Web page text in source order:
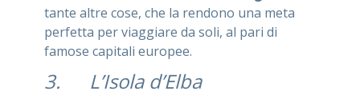
tante altre cose, che la rendono una meta
perfetta per viaggiare da soli, al pari di
famose capitali europee.
3. L’Isola d’Elba